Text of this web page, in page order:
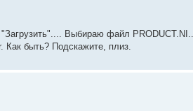
Выбираю файл
Как быть? Подскажите, плиз.